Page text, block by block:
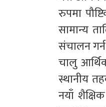
रुपमा
सामान्य
संचालन
चालु
स्थानीय
नयाँ